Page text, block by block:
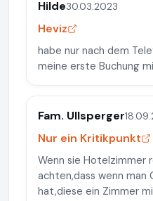
Hilde30.03.2023
Heviz
habe nur nach dem
meine erste Buchung
Fam. Ullsperger
Nur ein Kritikpunkt
Wenn sie Hotelzimmer
achten,dass wenn man
hat,diese ein Zimmer